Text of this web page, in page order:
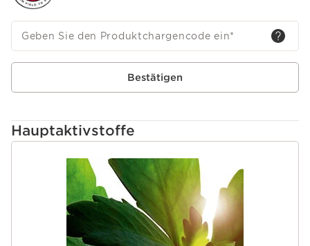
Geben Sie den Produktchargencode ein*
Bestätigen
Hauptaktivstoffe
WEITER ZUM INHALT